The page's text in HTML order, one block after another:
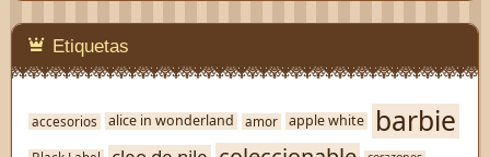
Etiquetas
accesorios alice in wonderland amor apple white barbie